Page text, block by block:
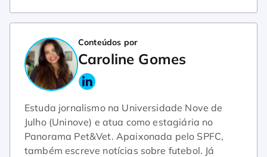
Conteúdos por
Caroline Gomes
Estuda jornalismo na Universidade Nove de
Julho (Uninove) e atua como estagiária no
Panorama Pet&Vet. Apaixonada pelo SPFC,
também escreve notícias sobre futebol. Já